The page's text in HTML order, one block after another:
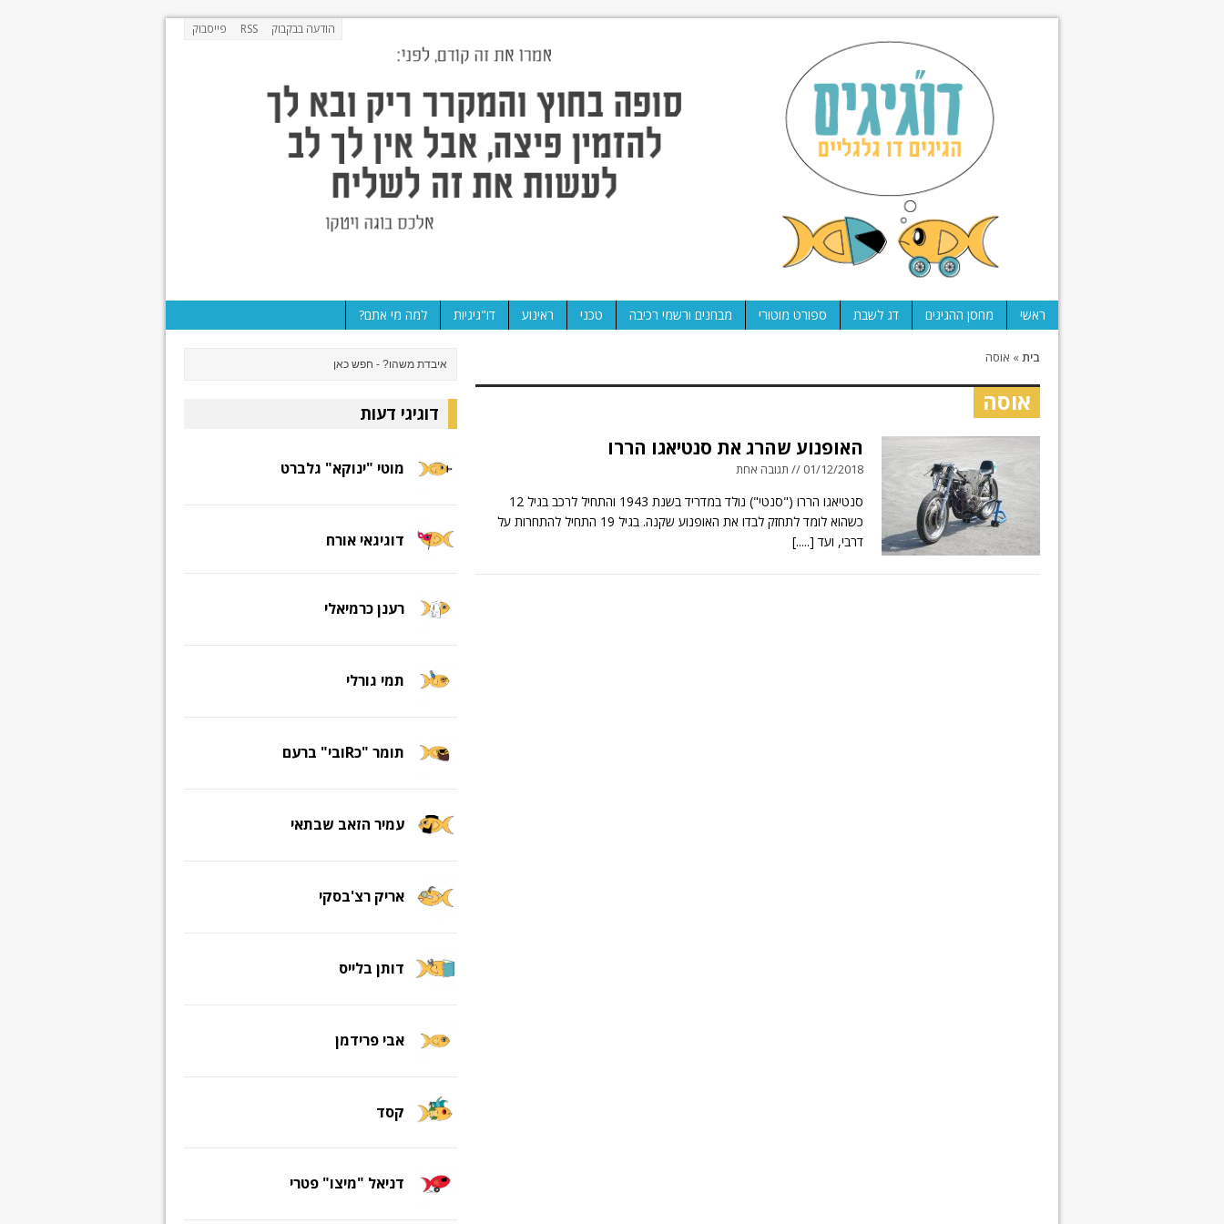
הודעה בבקבוק RSS פייסבוק
ראשי מחסן ההגיגים דג לשבת ספורט מוטורי מבחנים ורשמי רכיבה טכני ראינוע דו"גיגיות למה מי אתם?
בית» אוסה
אוסה
האופנוע שהרג את סנטיאגו הררו
01/12/2018 // תגובה אחת
סנטיאגו הררו ("סנטי") נולד במדריד בשנת 1943 והתחיל לרכב בגיל 12
כשהוא לומד לתחזק לבדו את האופנוע שקנה. בגיל 19 התחיל להתחרות על
דרבי, ועד [.....]
דוגיגי דעות
מוטי "ינוקא" גלברט
דוגיגאי אורח
רענן כרמיאלי
תמי גורלי
תומר "כRובי" ברעם
עמיר הזאב שבתאי
אריק רצ'בסקי
דותן בלייס
אבי פרידמן
קסד
דניאל "מיצו" פטרי